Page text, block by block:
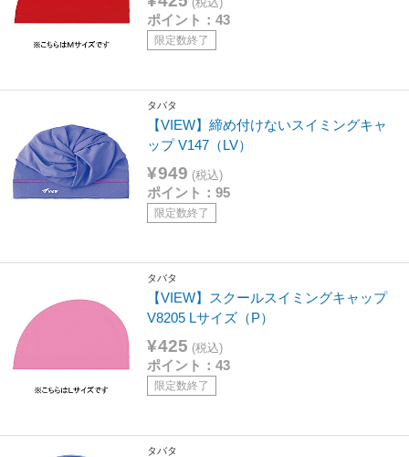
ポイント：43
限定数終了
タバタ
【VIEW】締め付けないスイミングキャ
ップ V147（LV）
¥949 (税込)
ポイント：95
限定数終了
タバタ
【VIEW】スクールスイミングキャップ
V8205 Lサイズ（P）
¥425 (税込)
ポイント：43
限定数終了
タバタ